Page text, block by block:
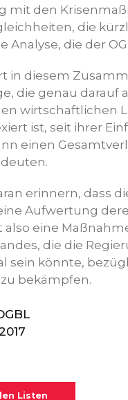
mit den
die
Analyse, die der
in diesem
die genau darauf
wirtschaftlichen
ist, seit ihrer
einen
erinnern, dass
Aufwertung
also eine
die die
sein könnte,
bekämpfen.
Listen